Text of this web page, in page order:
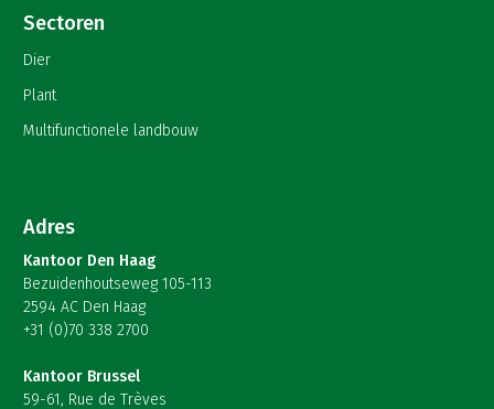
Sectoren
Dier
Plant
Multifunctionele landbouw
Adres
Kantoor Den Haag
Bezuidenhoutseweg 105-113
2594 AC Den Haag
+31 (0)70 338 2700
Kantoor Brussel
59-61, Rue de Trèves